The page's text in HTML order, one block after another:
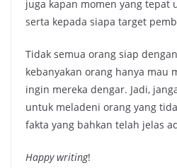
juga kapan momen yang tepat
serta kepada siapa target
Tidak semua orang siap
kebanyakan orang hanya mau
ingin mereka dengar. Jadi,
untuk meladeni orang yang
fakta yang bahkan telah jelas
Happy writing!